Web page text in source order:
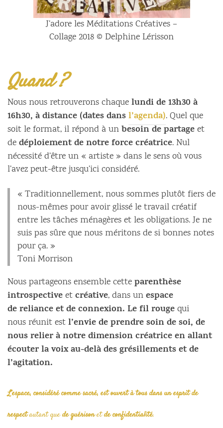
J’adore les Méditations Créatives –
Collage 2018 © Delphine Lérisson
Quand ?
Nous nous retrouverons chaquelundi de 13h30 à
16h30, à distance (dates dansl’agenda). Quel que
soit le format, il répond à unbesoin de partageet
dedéploiement de notre force créatrice. Nul
nécessité d’être un « artiste » dans le sens où vous
l’avez peut-être jusqu’ici considéré.
« Traditionnellement, nous sommes plutôt fiers de
nous-mêmes pour avoir glissé le travail créatif
entre les tâches ménagères et les obligations. Je ne
suis pas sûre que nous méritons de si bonnes notes
pour ça. »
Toni Morrison
Nous partageons ensemble cetteparenthèse
introspectiveetcréative, dans unespace
de reliance et de connexion. Le fil rougequi
nous réunit estl’envie de prendre soin de soi, de
nous relier à notre dimension créatrice en allant
écouter la voix au-delà des grésillements et de
l’agitation.
L’espace, considéré comme sacré, est ouvert à tous dans un esprit de
respectautant quede guérisonetde confidentialité.